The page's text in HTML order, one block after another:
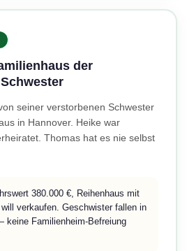
der
seiner verstorbenen Schwester
in Hannover. Heike war
Thomas hat es nie selbst
380.000 €, Reihenhaus mit
verkaufen. Geschwister fallen in
Familienheim-Befreiung